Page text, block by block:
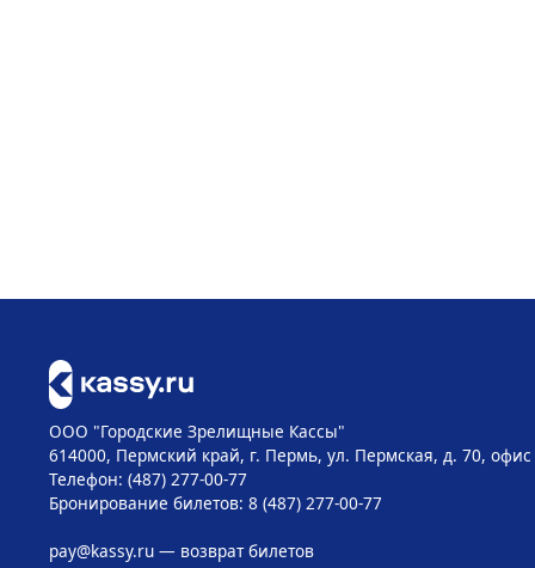
ООО "Городские Зрелищные Кассы"
614000, Пермский край, г. Пермь, ул. Пермская, д. 70, офис
Телефон: (487) 277-00-77
Бронирование билетов: 8 (487) 277-00-77
pay@kassy.ru— возврат билетов